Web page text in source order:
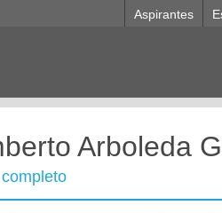
Aspirantes
Arboleda